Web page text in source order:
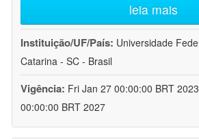
leia mais
Instituição/UF/País: Universidade
Catarina - SC - Brasil
Vigência: Fri Jan 27 00:00:00 BRT
00:00:00 BRT 2027